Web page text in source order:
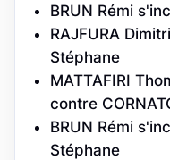
BRUN Rémi
RAJFURA
Stéphane
MATTAFIRI
contre
BRUN Rémi
Stéphane